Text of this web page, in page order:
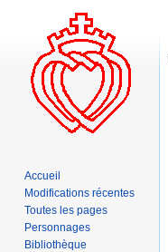
Accueil
Modifications récentes
Toutes les pages
Personnages
Bibliothèque